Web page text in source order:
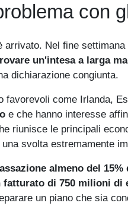
con
Nel fine
un'intesa a larga
dichiarazione congiunta.
favorevoli come Irlanda,
e che hanno interesse
riunisce le principali
svolta estremamente
almeno del
fatturato di 750 milioni di
un piano che sia